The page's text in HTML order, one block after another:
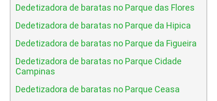
Dedetizadora de baratas no Parque das Flores
Dedetizadora de baratas no Parque da Hipica
Dedetizadora de baratas no Parque da Figueira
Dedetizadora de baratas no Parque Cidade
Campinas
Dedetizadora de baratas no Parque Ceasa